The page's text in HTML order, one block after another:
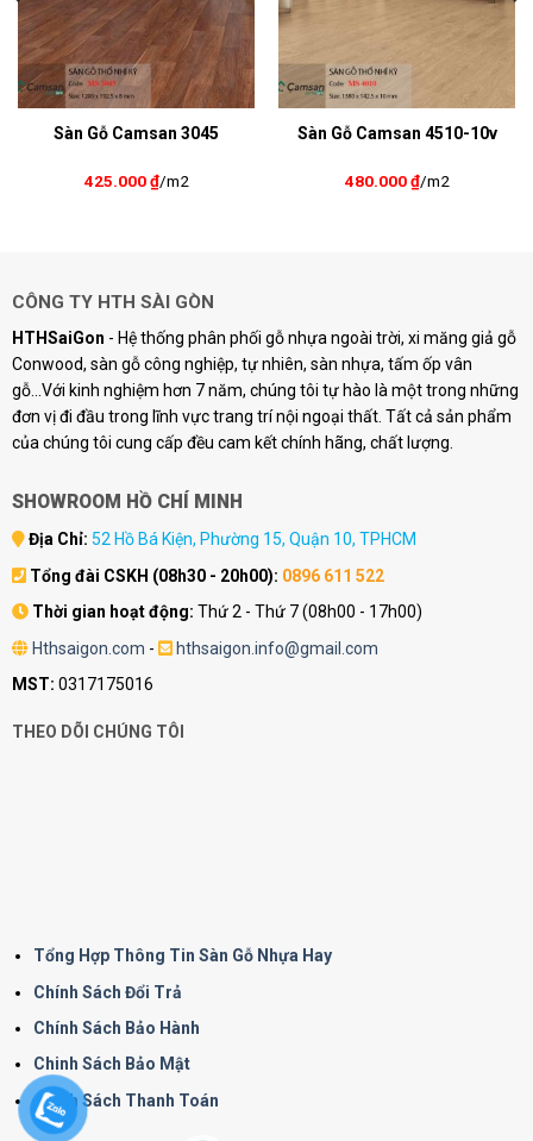
Sàn Gỗ Camsan 3045
425.000₫/m2
Sàn Gỗ Camsan 4510-10v
480.000₫/m2
CÔNG TY HTH SÀI GÒN
HTHSaiGon - Hệ thống phân phối gỗ nhựa ngoài trời, xi măng giả gỗ
Conwood, sàn gỗ công nghiệp, tự nhiên, sàn nhựa, tấm ốp vân
gỗ...Với kinh nghiệm hơn 7 năm, chúng tôi tự hào là một trong những
đơn vị đi đầu trong lĩnh vực trang trí nội ngoại thất. Tất cả sản phẩm
của chúng tôi cung cấp đều cam kết chính hãng, chất lượng.
SHOWROOM HỒ CHÍ MINH
Địa Chỉ: 52 Hồ Bá Kiện, Phường 15, Quận 10, TPHCM
Tổng đài CSKH (08h30 - 20h00): 0896 611 522
Thời gian hoạt động: Thứ 2 - Thứ 7 (08h00 - 17h00)
Hthsaigon.com -
hthsaigon.info@gmail.com
MST: 0317175016
THEO DÕI CHÚNG TÔI
Tổng Hợp Thông Tin Sàn Gỗ Nhựa Hay
Chính Sách Đổi Trả
Chính Sách Bảo Hành
Chinh Sách Bảo Mật
Chính Sách Thanh Toán